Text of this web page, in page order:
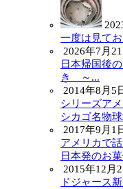
一度は見て
2026年7月
日本帰国後
き ～...
2014年8月5
シリーズア
シカゴ名物
2017年9月1
アメリカで
日本発のお
2015年12月
ドジャース